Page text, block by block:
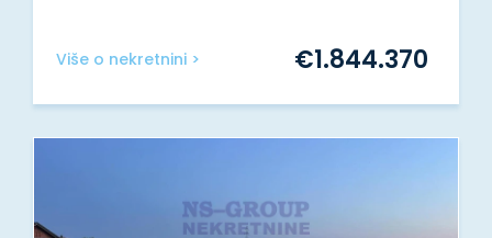
Više o nekretnini > €1.844.370